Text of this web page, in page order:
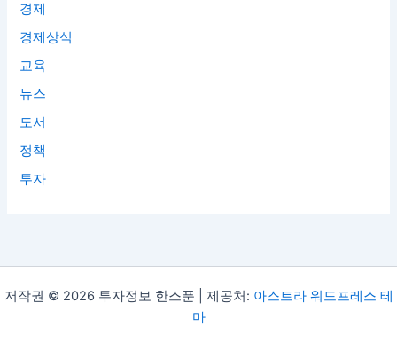
경제
경제상식
교육
뉴스
도서
정책
투자
저작권 © 2026 투자정보 한스푼 | 제공처: 아스트라 워드프레스 테
마